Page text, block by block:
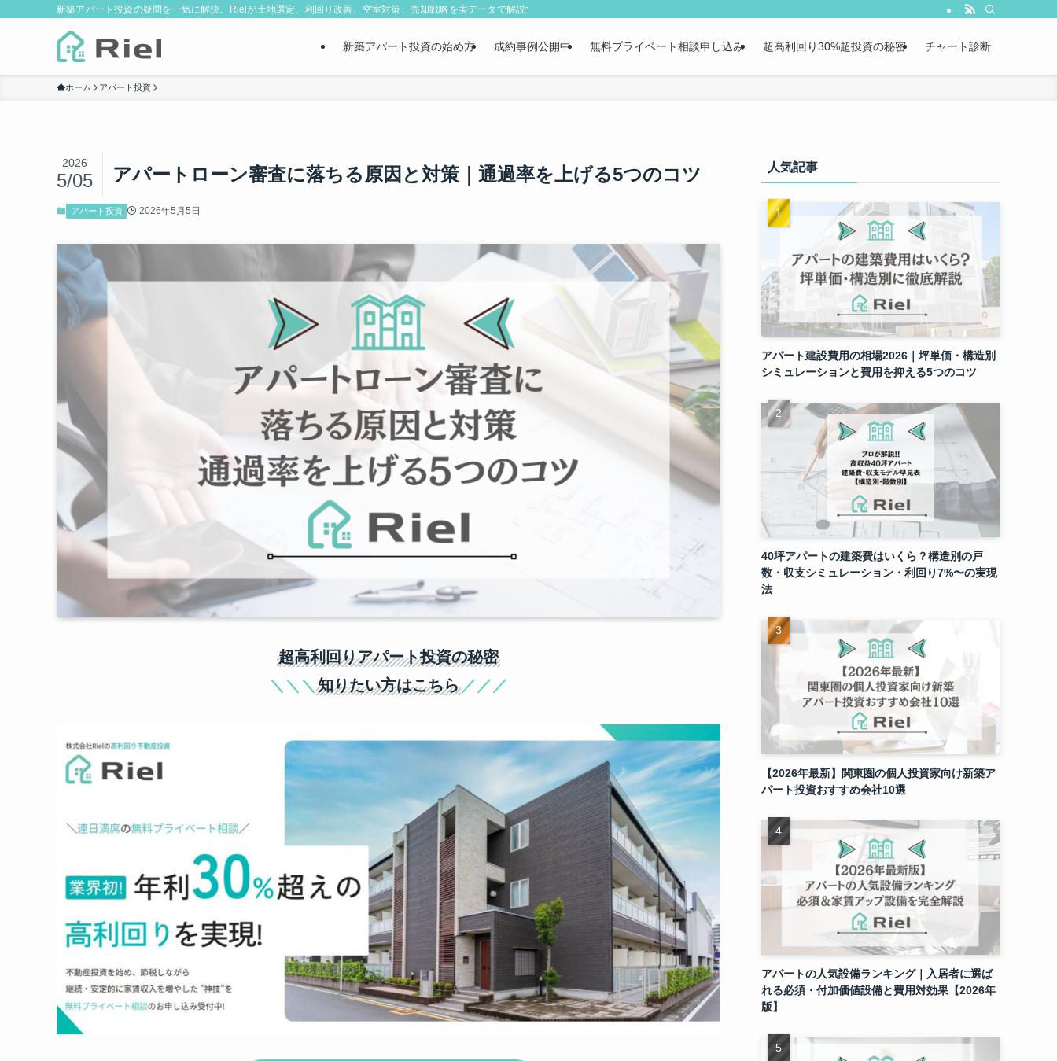
新築アパート投資の疑問を一気に解決。Rielが土地選定、利回り改善、空室対策、売却戦略を実データで解説する実務メディア。
新築アパート投資の始め方 成約事例公開中 無料プライベート相談申し込み 超高利回り30%超投資の秘密 チャート診断
ホーム アパート投資
アパートローン審査に落ちる原因と対策｜通過率を上げる5つのコツ
2026
5/05
アパート投資 2026年5月5日
超高利回りアパート投資の秘密
＼＼＼ 知りたい方はこちら ／／／
人気記事
アパート建設費用の相場2026｜坪単価・構造別
シミュレーションと費用を抑える5つのコツ
40坪アパートの建築費はいくら？構造別の戸
数・収支シミュレーション・利回り7%〜の実現
法
【2026年最新】関東圏の個人投資家向け新築ア
パート投資おすすめ会社10選
アパートの人気設備ランキング｜入居者に選ば
れる必須・付加価値設備と費用対効果【2026年
版】